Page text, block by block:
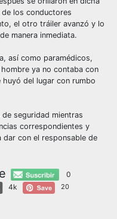
los conductores
el otro tráiler avanzó y lo
manera inmediata.
así como paramédicos,
ya no contaba con
del lugar con rumbo
seguridad mientras
correspondientes y
con el responsable de
0
4k 20